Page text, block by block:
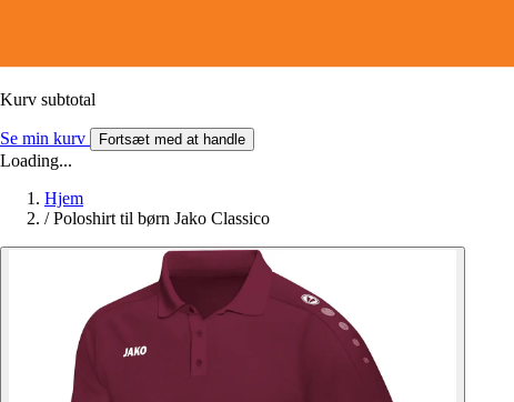
Kurv subtotal
Se min kurv Fortsæt med at handle
Loading...
Hjem
/ Poloshirt til børn Jako Classico